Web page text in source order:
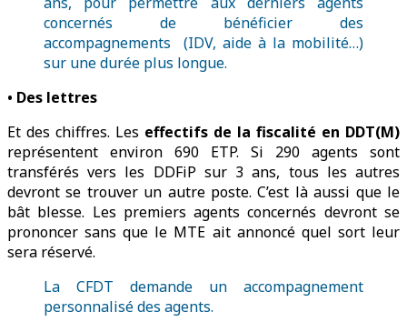
concernés de bénéficier des
accompagnements (IDV, aide à la mobilité…)
sur une durée plus longue.
• Des lettres
Et des chiffres. Les effectifs de la fiscalité en DDT(M)
représentent environ 690 ETP. Si 290 agents sont
transférés vers les DDFiP sur 3 ans, tous les autres
devront se trouver un autre poste. C’est là aussi que le
bât blesse. Les premiers agents concernés devront se
prononcer sans que le MTE ait annoncé quel sort leur
sera réservé.
La CFDT demande un accompagnement
personnalisé des agents.